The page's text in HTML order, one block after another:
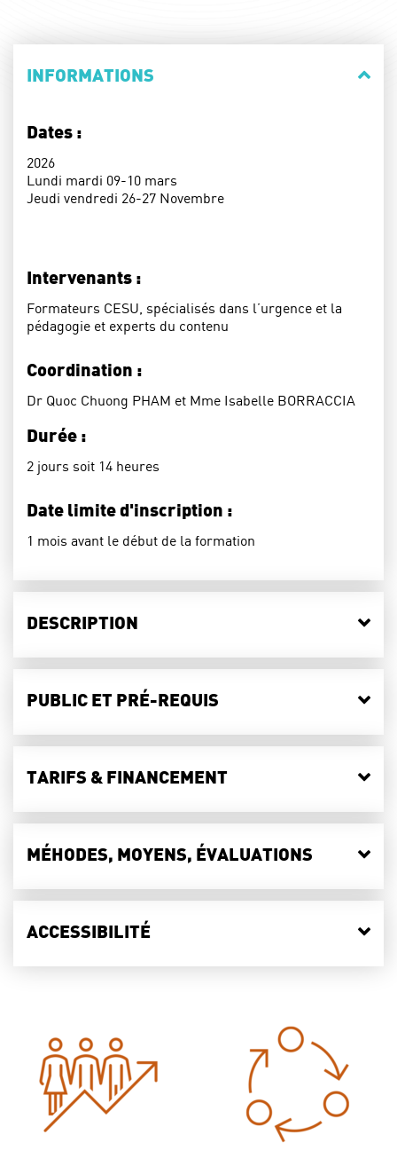
INFORMATIONS
Dates :
2026
Lundi mardi 09-10 mars
Jeudi vendredi 26-27 Novembre
Intervenants :
Formateurs CESU, spécialisés dans l’urgence et la
pédagogie et experts du contenu
Coordination :
Dr Quoc Chuong PHAM et Mme Isabelle BORRACCIA
Durée :
2 jours soit 14 heures
Date limite d'inscription :
1 mois avant le début de la formation
DESCRIPTION
PUBLIC ET PRÉ-REQUIS
TARIFS & FINANCEMENT
MÉHODES, MOYENS, ÉVALUATIONS
ACCESSIBILITÉ